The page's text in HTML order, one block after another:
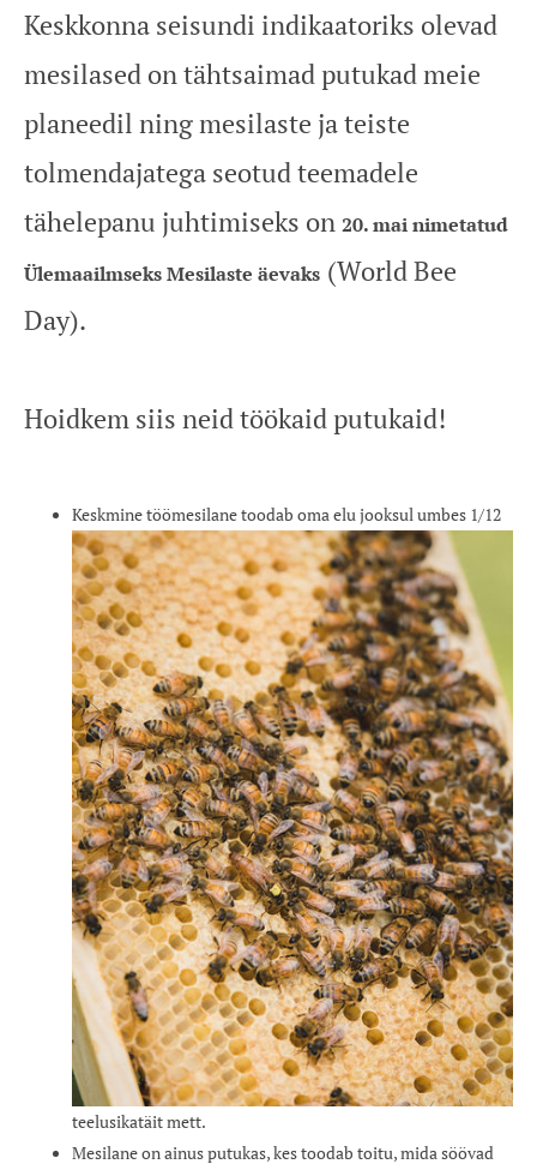
Keskkonna seisundi indikaatoriks olevad
mesilased on tähtsaimad putukad meie
planeedil ning mesilaste ja teiste
tolmendajatega seotud teemadele
tähelepanu juhtimiseks on 20. mai nimetatud
Ülemaailmseks Mesilaste äevaks (World Bee
Day).
Hoidkem siis neid töökaid putukaid!
Keskmine töömesilane toodab oma elu jooksul umbes 1/12
teelusikatäit mett.
Mesilane on ainus putukas, kes toodab toitu, mida söövad